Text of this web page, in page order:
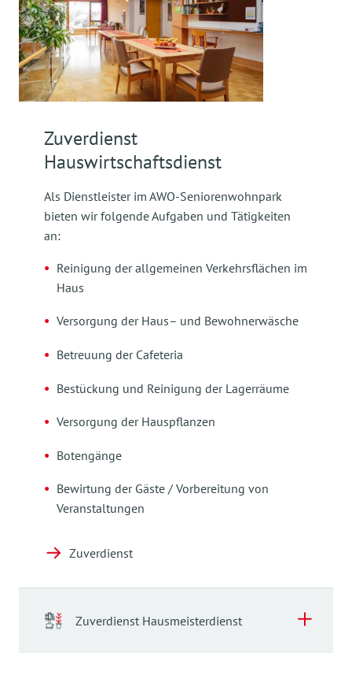
Zuverdienst
Hauswirtschaftsdienst
Als Dienstleister im AWO-Seniorenwohnpark
bieten wir folgende Aufgaben und Tätigkeiten
an:
Reinigung der allgemeinen Verkehrsflächen im
Haus
Versorgung der Haus– und Bewohnerwäsche
Betreuung der Cafeteria
Bestückung und Reinigung der Lagerräume
Versorgung der Hauspflanzen
Botengänge
Bewirtung der Gäste / Vorbereitung von
Veranstaltungen
Zuverdienst
Zuverdienst Hausmeisterdienst